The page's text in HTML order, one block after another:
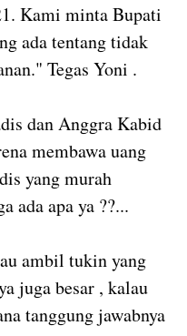
Kami minta Bupati
ada tentang tidak
Tegas Yoni .
dan Anggra Kabid
membawa uang
yang murah
ada apa ya ??...
ambil tukin yang
juga besar , kalau
tanggung jawabnya